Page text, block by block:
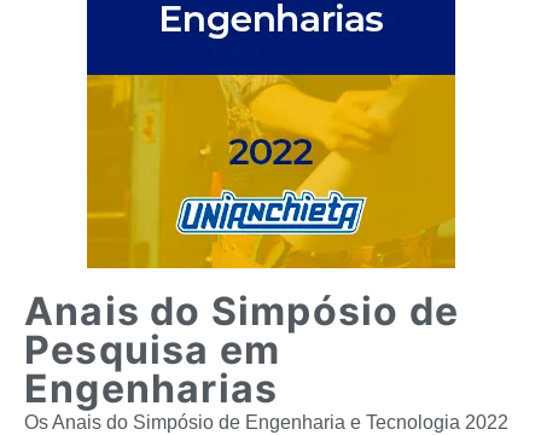
Anais do Simpósio de
Pesquisa em
Engenharias
Os Anais do Simpósio de Engenharia e Tecnologia 2022